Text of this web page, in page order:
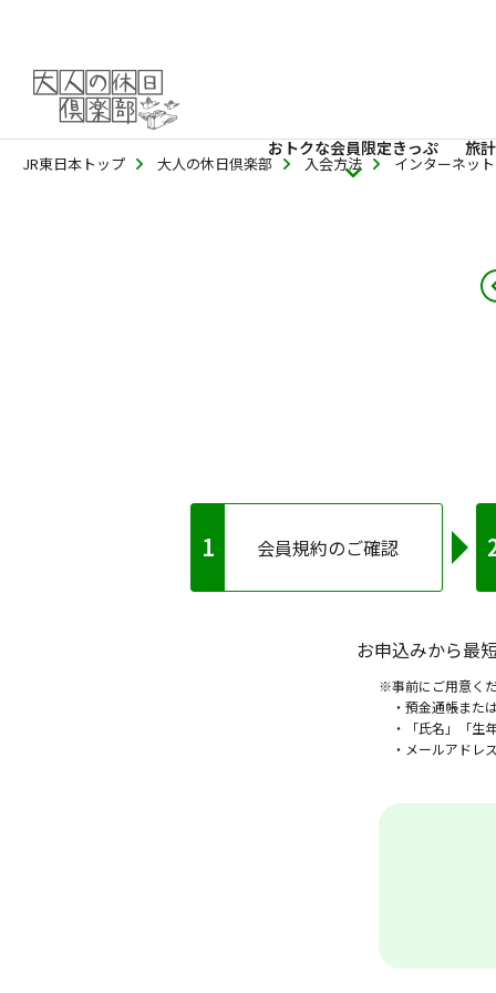
おトクな会員限定きっぷ 旅
JR東日本トップ 大人の休日倶楽部 入会方法 インターネッ
会員規約のご確認
お申込みから最
※事前にご用意くだ
・預金通帳また
・「氏名」「生
・メールアドレス